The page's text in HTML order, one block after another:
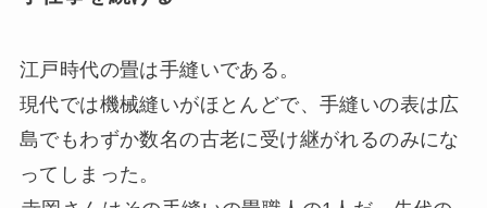
江戸時代の畳は手縫いである。
現代では機械縫いがほとんどで、手縫いの表は広
島でもわずか数名の古老に受け継がれるのみにな
ってしまった。